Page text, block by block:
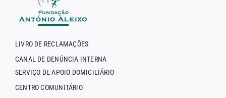
LIVRO DE RECLAMAÇÕES
CANAL DE DENÚNCIA INTERNA
SERVIÇO DE APOIO DOMICILIÁRIO
CENTRO COMUNITÁRIO